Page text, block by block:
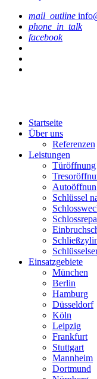
mail_outline
phone_in_talk
facebook
Startseite
Über uns
Referenzen
Leistungen
Türöffnung
Schlüssel
Einsatzgebiete
München
Berlin
Hamburg
Düsseldorf
Köln
Leipzig
Frankfurt
Stuttgart
Mannheim
Dortmund